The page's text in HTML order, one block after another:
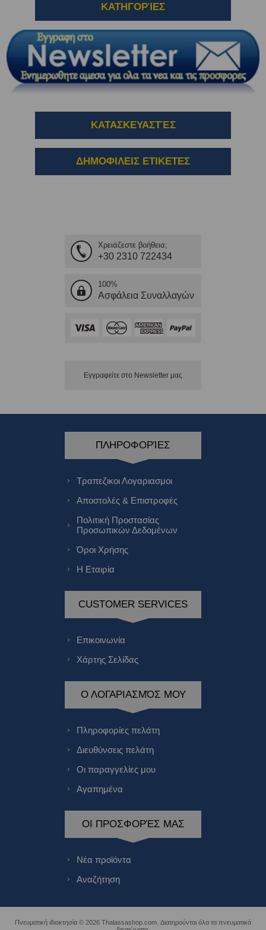
ΚΑΤΗΓΟΡΊΕΣ
ΚΑΤΑΣΚΕΥΑΣΤΈΣ
ΔΗΜΟΦΙΛΕΙΣ ΕΤΙΚΕΤΕΣ
Χρειάζεστε βοήθεια;
+30 2310 722434
100%
Ασφάλεια Συναλλαγών
Εγγραφείτε στο Νewsletter μας
ΠΛΗΡΟΦΟΡΊΕΣ
Τραπεζικοι Λογαριασμοι
Αποστολές & Επιστροφές
Πολιτική Προστασίας
Προσωπικών Δεδομένων
Όροι Χρήσης
Η Εταιρία
CUSTOMER SERVICES
Επικοινωνία
Χάρτης Σελίδας
Ο ΛΟΓΑΡΙΑΣΜΌΣ ΜΟΥ
Πληροφορίες πελάτη
Διευθύνσεις πελάτη
Οι παραγγελίες μου
Αγαπημένα
ΟΙ ΠΡΟΣΦΟΡΈΣ ΜΑΣ
Νέα προϊόντα
Αναζήτηση
Πνευματική ιδιοκτησία © 2026 Thalassashop.com. Διατηρούνται όλα τα πνευματικά